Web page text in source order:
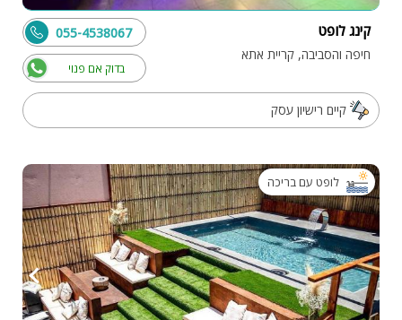
קינג לופט
חיפה והסביבה, קריית אתא
בדוק אם פנוי
055-4538067
קיים רישיון עסק
לופט עם בריכה